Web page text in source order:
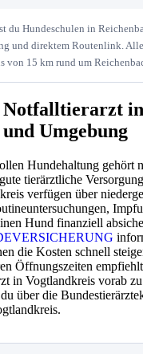
du Hundeschulen in
und direktem Routenlink.
von 15 km rund um
in
Umgebung
Hundehaltung gehört
tierärztliche
verfügen über
Hund finanziell
die Kosten schnell
Öffnungszeiten
in Vogtlandkreis vorab
über die